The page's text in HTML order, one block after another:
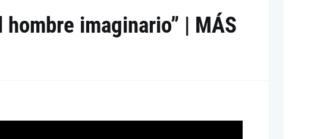
hombre imaginario” | MÁS